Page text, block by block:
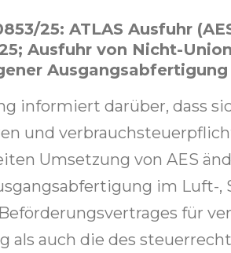
25: ATLAS Ausfuhr
Ausfuhr von Nicht-
Ausgangsabfertigung
informiert darüber, dass
und
Umsetzung von AES
im Luft-,
für
als auch die des